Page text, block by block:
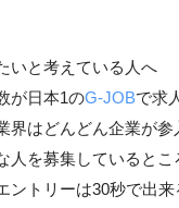
いと考えている人へ
が日本1のG-JOBで求
界はどんどん企業が参
人を募集していると
ントリーは30秒で出